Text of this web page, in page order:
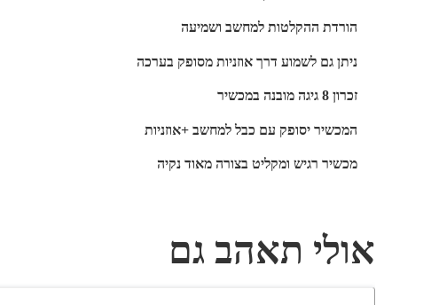
הורדת ההקלטות למחשב ושמיעה
ניתן גם לשמוע דרך אוזניות מסופק בערכה
זכרון 8 גיגה מובנה במכשיר
המכשיר יסופק עם כבל למחשב +אוזניות
מכשיר רגיש ומקליט בצורה מאוד נקיה
אולי תאהב גם